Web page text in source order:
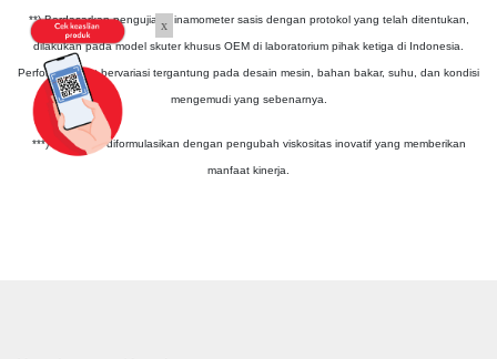
**) Berdasarkan pengujian dinamometer sasis dengan protokol yang telah ditentukan,
dilakukan pada model skuter khusus OEM di laboratorium pihak ketiga di Indonesia.
Performa dapat bervariasi tergantung pada desain mesin, bahan bakar, suhu, dan kondisi
mengemudi yang sebenarnya.
***) Produk ini diformulasikan dengan pengubah viskositas inovatif yang memberikan
manfaat kinerja.
x